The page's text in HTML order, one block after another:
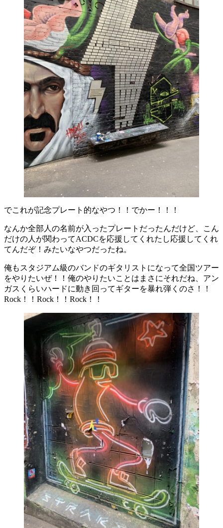
でこれが記念プレート的なやつ！！でかー！！！
なんか全部人の名前が入ったプレートだったんだけど、こん
だけの人が関わってACDCを応援してくれたし応援してくれ
てんだぞ！みたいなやつだったね。
俺もスタジアム級のバンドのギタリストになって全国ツアー
をやりたいぜ！！俺のやりたいことはまさにそれだね、アン
ガスくらいハードに動き回ってギターを暴れ弾くのさ！！
Rock！！Rock！！Rock！！